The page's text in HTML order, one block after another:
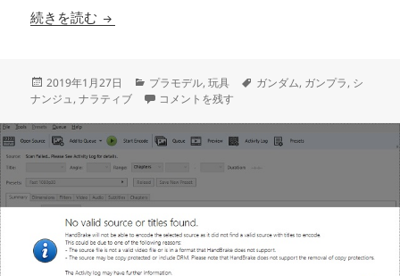
続きを読む 本体色塗装 ［HG シナンジュ スタイン ナラティ
投
稿
2019年1月27日
カ
テ
ー
プラモデル,玩具
タ
ガンダム, ガンプラ, シ
ナンジュ,ナラティブ 本体色塗装 ［HG シナンジュ スタイン ナラティ
コメントを残す